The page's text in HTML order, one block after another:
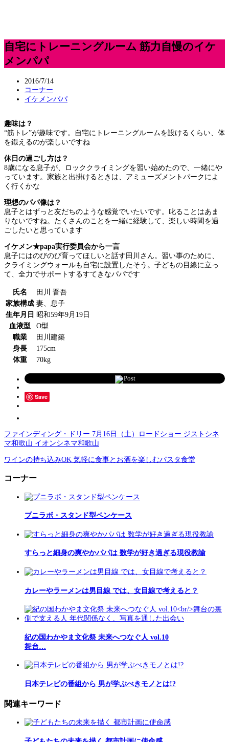
自宅にトレーニングルーム 筋力自慢のイケ
メンパパ
2016/7/14
コーナー
イケメンパパ
趣味は？
“筋トレ”が趣味です。自宅にトレーニングルームを設けるくらい、体
を鍛えるのが楽しいですね
休日の過ごし方は？
8歳になる息子が、ロッククライミングを習い始めたので、一緒にや
っています。家族と出掛けるときは、アミューズメントパークによ
く行くかな
理想のパパ像は？
息子とはずっと友だちのような感覚でいたいです。叱ることはあま
りないですね。たくさんのことを一緒に経験して、楽しい時間を過
ごしたいと思っています
イケメン★papa実行委員会から一言
息子にはのびのび育ってほしいと話す田川さん。習い事のために、
クライミングウォールも自宅に設置したそう。子どもの目線に立っ
て、全力でサポートするすてきなパパです
氏名
田川 晋吾
家族構成 妻、息子
生年月日 昭和59年9月19日
血液型
O型
職業
田川建築
身長
175cm
体重
70kg
Post
Save
ファインディング・ドリー 7月16日（土）ロードショー ジストシネ
マ和歌山 イオンシネマ和歌山
ワインの持ち込みOK 気軽に食事とお酒を楽しむパスタ食堂
コーナー
プニラボ・スタンド型ペンケース
すらっと細身の爽やかパパは 数学が好き過ぎる現役教諭
カレーやラーメンは男目線 では、女目線で考えると？
紀の国わかやま文化祭 未来へつなぐ人 vol.10
舞台…
日本テレビの番組から 男が学ぶべきモノとは!?
関連キーワード